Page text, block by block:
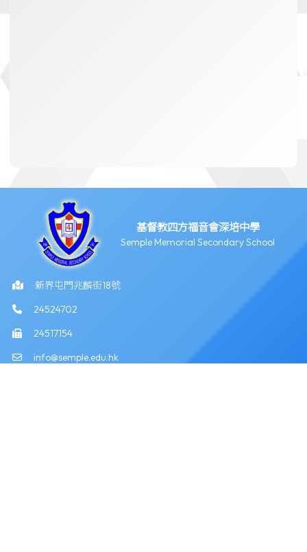
基督教四方福音會深培中學
Semple Memorial Secondary School
新界屯門兆麟街18號
24524702
24517154
info@semple.edu.hk